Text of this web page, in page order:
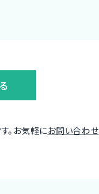
。お気軽にお問い合わせ